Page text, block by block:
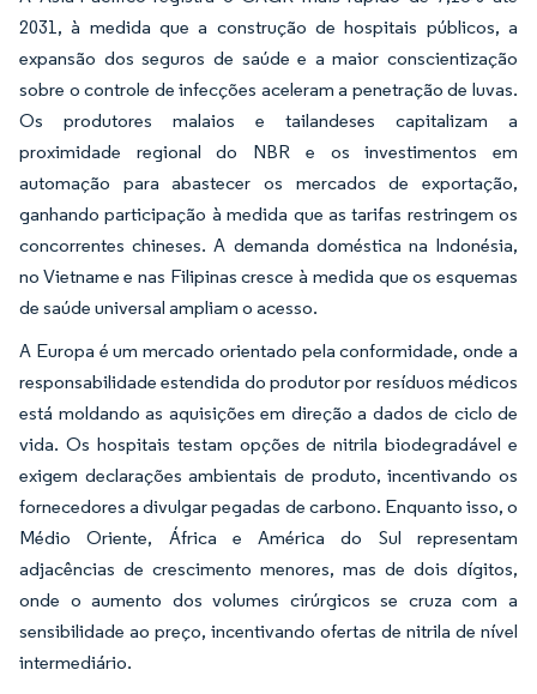
2031, à medida que a construção de hospitais públicos, a
expansão dos seguros de saúde e a maior conscientização
sobre o controle de infecções aceleram a penetração de luvas.
Os produtores malaios e tailandeses capitalizam a
proximidade regional do NBR e os investimentos em
automação para abastecer os mercados de exportação,
ganhando participação à medida que as tarifas restringem os
concorrentes chineses. A demanda doméstica na Indonésia,
no Vietname e nas Filipinas cresce à medida que os esquemas
de saúde universal ampliam o acesso.
A Europa é um mercado orientado pela conformidade, onde a
responsabilidade estendida do produtor por resíduos médicos
está moldando as aquisições em direção a dados de ciclo de
vida. Os hospitais testam opções de nitrila biodegradável e
exigem declarações ambientais de produto, incentivando os
fornecedores a divulgar pegadas de carbono. Enquanto isso, o
Médio Oriente, África e América do Sul representam
adjacências de crescimento menores, mas de dois dígitos,
onde o aumento dos volumes cirúrgicos se cruza com a
sensibilidade ao preço, incentivando ofertas de nitrila de nível
intermediário.